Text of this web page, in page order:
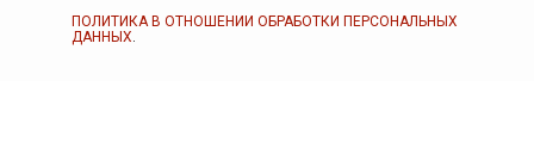
ПОЛИТИКА В ОТНОШЕНИИ ОБРАБОТКИ ПЕРСОНАЛЬНЫХ
ДАННЫХ.